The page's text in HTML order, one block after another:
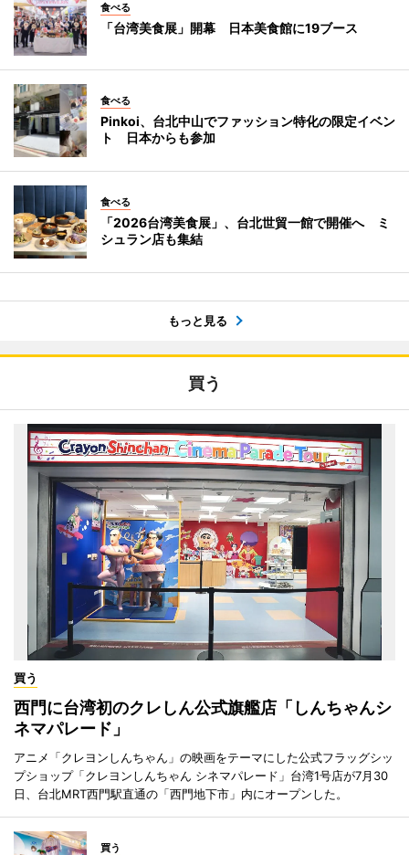
食べる
「台湾美食展」開幕 日本美食館に19ブース
食べる
Pinkoi、台北中山でファッション特化の限定イベン
ト 日本からも参加
食べる
「2026台湾美食展」、台北世貿一館で開催へ ミ
シュラン店も集結
もっと見る
買う
買う
西門に台湾初のクレしん公式旗艦店「しんちゃんシ
ネマパレード」
アニメ「クレヨンしんちゃん」の映画をテーマにした公式フラッグシッ
プショップ「クレヨンしんちゃん シネマパレード」台湾1号店が7月30
日、台北MRT西門駅直通の「西門地下市」内にオープンした。
買う